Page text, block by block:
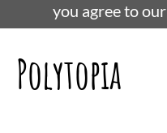
you agree to our
Polytopia